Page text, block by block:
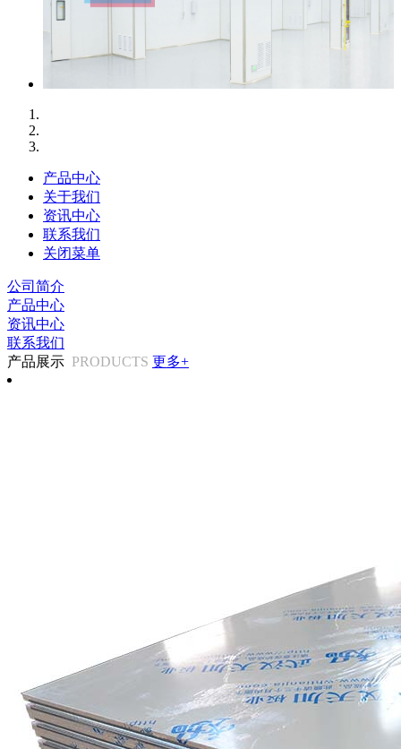
产品中心
关于我们
资讯中心
联系我们
关闭菜单
公司简介
产品中心
资讯中心
联系我们
产品展示 PRODUCTS 更多+